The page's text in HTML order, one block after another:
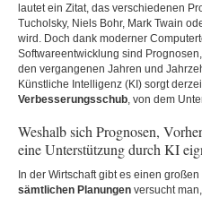
lautet ein Zitat, das verschiedenen
Tucholsky, Niels Bohr, Mark Twain
wird. Doch dank moderner
Softwareentwicklung sind
den vergangenen Jahren und
Künstliche Intelligenz (KI) sorgt
Verbesserungsschub, von dem
Weshalb sich Prognosen,
eine Unterstützung durch KI
In der Wirtschaft gibt es einen
sämtlichen Planungen versucht